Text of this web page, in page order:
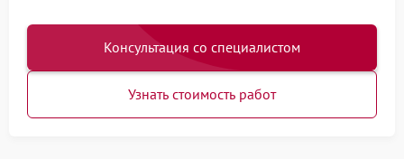
Консультация со специалистом
Узнать стоимость работ